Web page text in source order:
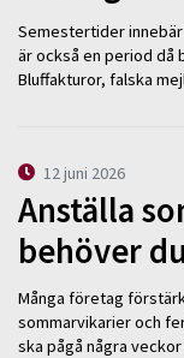
Semestertider
är också en period då
Bluffakturor, falska
12 juni 2026
Anställa
behöver
Många företag
sommarvikarier och
ska pågå några